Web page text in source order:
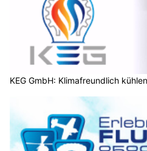
KEG GmbH: Klimafreundlich